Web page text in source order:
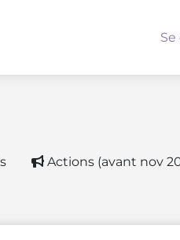
Actions (avant nov